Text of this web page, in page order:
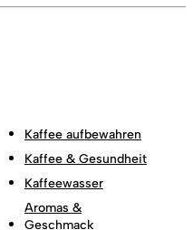
Kaffee aufbewahren
Kaffee & Gesundheit
Kaffeewasser
Aromas &
Geschmack